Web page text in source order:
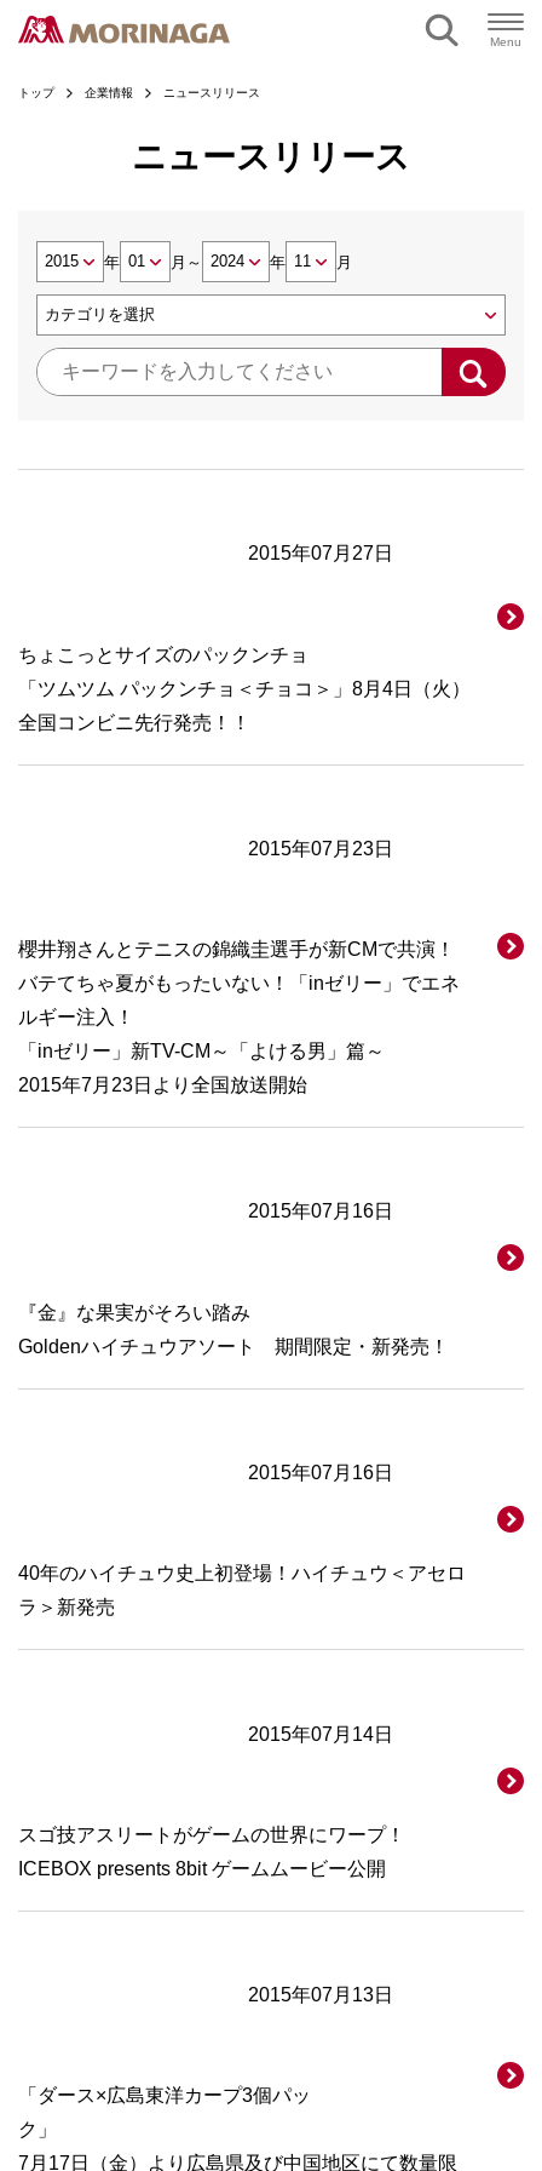
Menu
トップ 企業情報 ニュースリリース
ニュースリリース
年 月 ～ 年 月
2015年07月27日
ちょこっとサイズのパックンチョ
「ツムツム パックンチョ＜チョコ＞」8月4日（火）
全国コンビニ先行発売！！
2015年07月23日
櫻井翔さんとテニスの錦織圭選手が新CMで共演！
バテてちゃ夏がもったいない！「inゼリー」でエネ
ルギー注入！
「inゼリー」新TV-CM～「よける男」篇～
2015年7月23日より全国放送開始
2015年07月16日
『金』な果実がそろい踏み
Goldenハイチュウアソート 期間限定・新発売！
2015年07月16日
40年のハイチュウ史上初登場！ハイチュウ＜アセロ
ラ＞新発売
2015年07月14日
スゴ技アスリートがゲームの世界にワープ！
ICEBOX presents 8bit ゲームムービー公開
2015年07月13日
「ダース×広島東洋カープ3個パッ
ク」
7月17日（金）より広島県及び中国地区にて数量限